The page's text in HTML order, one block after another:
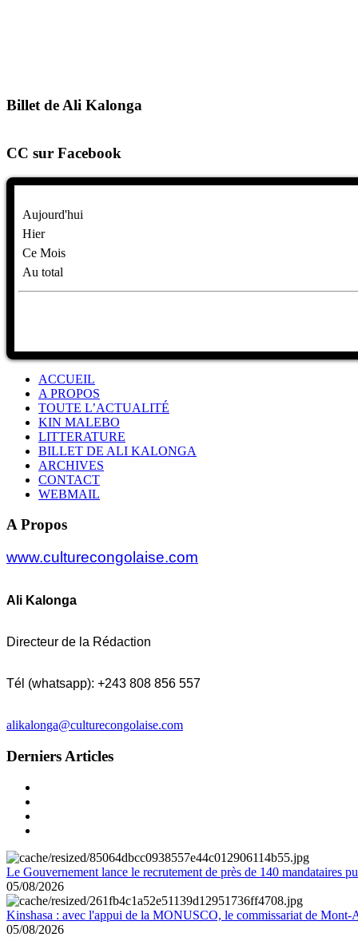
Billet de Ali Kalonga
CC sur Facebook
Aujourd'hui
Hier
Ce Mois
Au total
ACCUEIL
A PROPOS
TOUTE L’ACTUALITÉ
KIN MALEBO
LITTERATURE
BILLET DE ALI KALONGA
ARCHIVES
CONTACT
WEBMAIL
A Propos
www.culturecongolaise.com
Ali Kalonga
Directeur de la Rédaction
Tél (whatsapp): +243 808 856 557
alikalonga@culturecongolaise.com
Derniers Articles
Le Gouvernement lance le recrutement de près de 140 mandataires
05/08/2026
Kinshasa : avec l'appui de la MONUSCO, le commissariat de Mont-
05/08/2026